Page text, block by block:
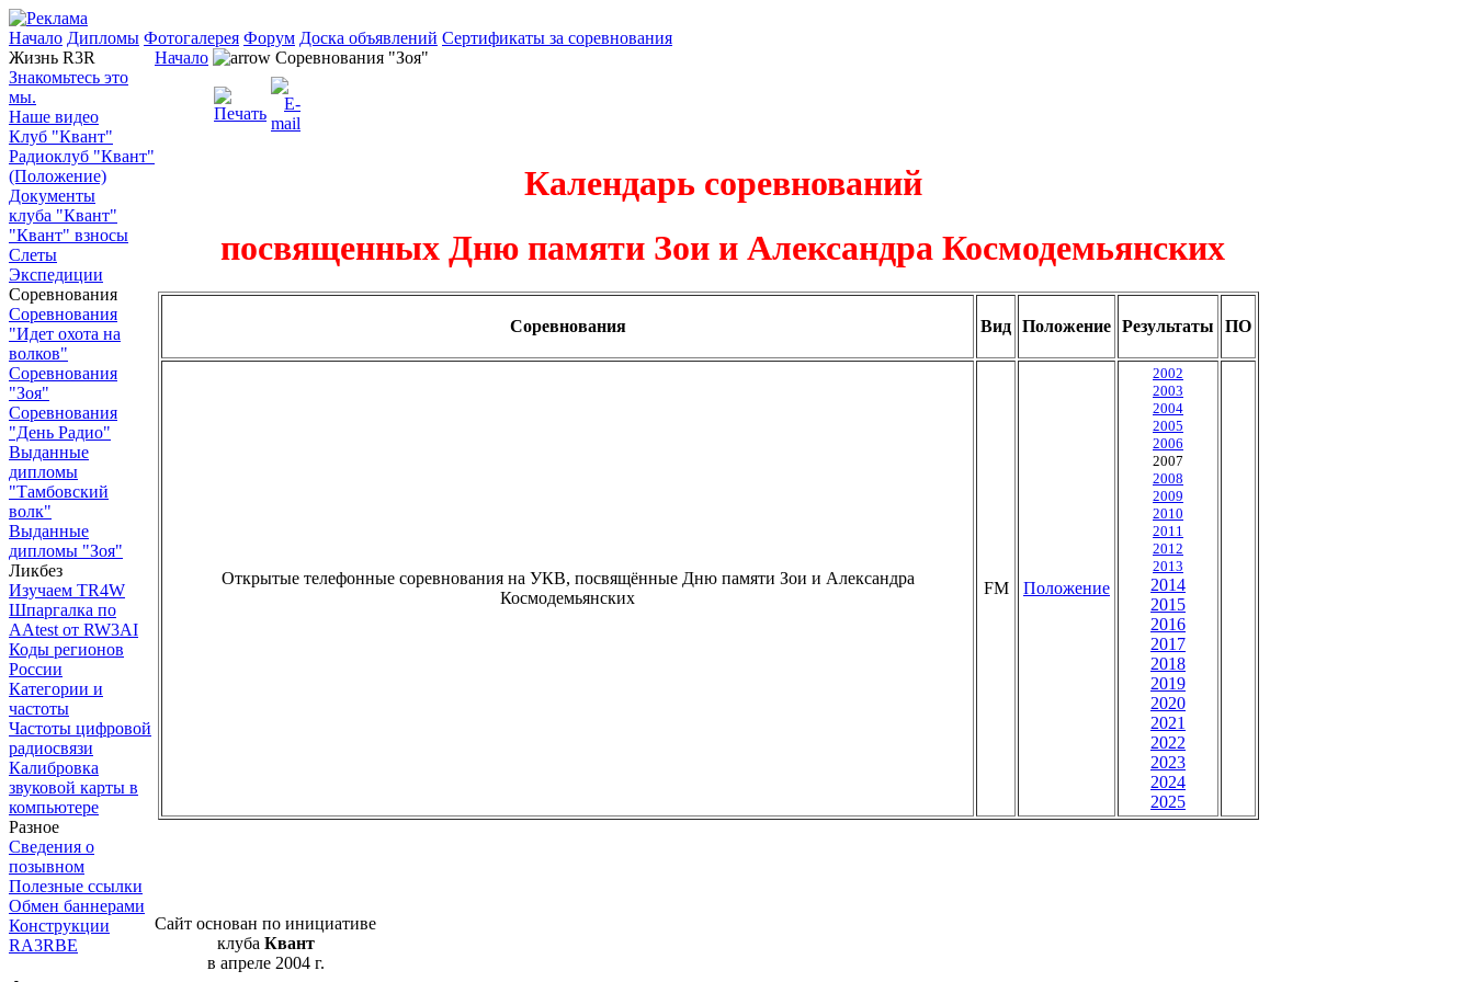
Начало Дипломы Фотогалерея Форум Доска объявлений Сертификаты за соревнования
Жизнь R3R
Знакомьтесь это
мы.
Наше видео
Клуб "Квант"
Радиоклуб "Квант"
(Положение)
Документы
клуба "Квант"
"Квант" взносы
Слеты
Экспедиции
Соревнования
Соревнования
"Идет охота на
волков"
Соревнования
"Зоя"
Соревнования
"День Радио"
Выданные
дипломы
"Тамбовский
волк"
Выданные
дипломы "Зоя"
Ликбез
Изучаем TR4W
Шпаргалка по
AAtest от RW3AI
Коды регионов
России
Категории и
частоты
Частоты цифровой
радиосвязи
Калибровка
звуковой карты в
компьютере
Разное
Сведения о
позывном
Полезные ссылки
Обмен баннерами
Конструкции
RA3RBE
Начало Соревнования "Зоя"
Календарь соревнований
посвященных Дню памяти Зои и Александра Космодемьянских
Соревнования Вид Положение Результаты ПО
Открытые телефонные соревнования на УКВ, посвящённые Дню памяти Зои и Александра
Космодемьянских
FM Положение
2002
2003
2004
2005
2006
2007
2008
2009
2010
2011
2012
2013
2014
2015
2016
2017
2018
2019
2020
2021
2022
2023
2024
2025
Сайт основан по инициативе
клуба Квант
в апреле 2004 г.